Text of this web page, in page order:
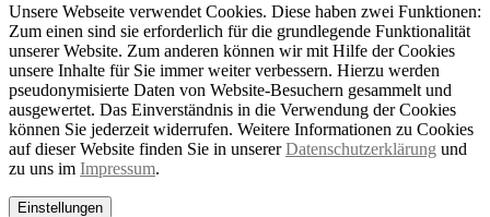
Unsere Webseite verwendet Cookies. Diese haben zwei Funktionen:
Zum einen sind sie erforderlich für die grundlegende Funktionalität
unserer Website. Zum anderen können wir mit Hilfe der Cookies
unsere Inhalte für Sie immer weiter verbessern. Hierzu werden
pseudonymisierte Daten von Website-Besuchern gesammelt und
ausgewertet. Das Einverständnis in die Verwendung der Cookies
können Sie jederzeit widerrufen. Weitere Informationen zu Cookies
auf dieser Website finden Sie in unsererDatenschutzerklärung und
zu uns im Impressum.
Einstellungen